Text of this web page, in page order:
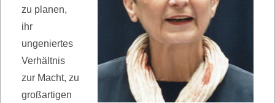
zu planen,
ihr
ungeniertes
Verhältnis
zur Macht, zu
großartigen